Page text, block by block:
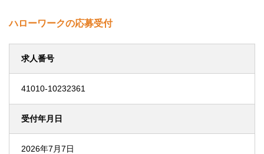
ハローワークの応募受付
求人番号
41010-10232361
受付年月日
2026年7月7日